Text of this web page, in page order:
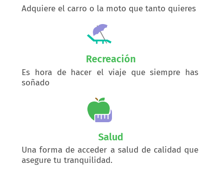
Adquiere el carro o la moto que tanto quieres
Recreación
Es hora de hacer el viaje que siempre has
soñado
Salud
Una forma de acceder a salud de calidad que
asegure tu tranquilidad.